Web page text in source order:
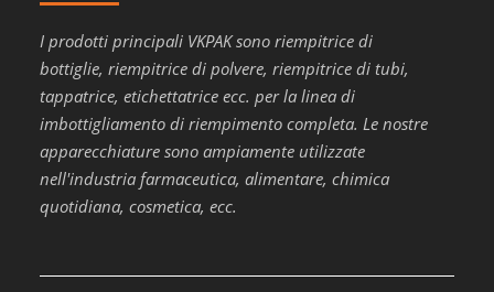
I prodotti principali VKPAK sono riempitrice di
bottiglie, riempitrice di polvere, riempitrice di tubi,
tappatrice, etichettatrice ecc. per la linea di
imbottigliamento di riempimento completa. Le nostre
apparecchiature sono ampiamente utilizzate
nell'industria farmaceutica, alimentare, chimica
quotidiana, cosmetica, ecc.